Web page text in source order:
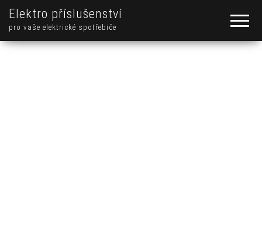
Elektro příslušenství
pro vaše elektrické spotřebiče